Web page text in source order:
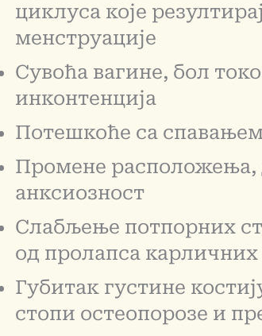
циклуса које
менструације
Сувоћа вагине, бол
инконтенција
Потешкоће са
Промене расположења,
анксиозност
Слабљење потпорних
од пролапса карличних
Губитак густине
стопи остеопорозе и